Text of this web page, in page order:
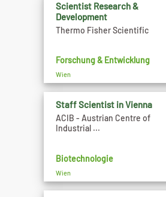
Scientist Research &
Development
Thermo Fisher Scientific
Forschung & Entwicklung
Wien
Staff Scientist in Vienna
ACIB - Austrian Centre of
Industrial ...
Biotechnologie
Wien